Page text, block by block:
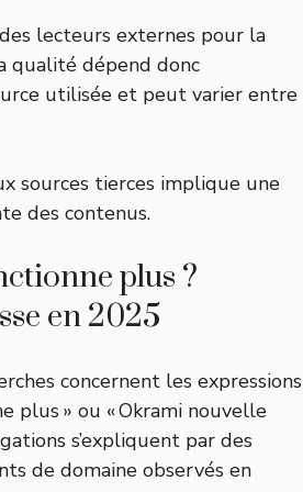
lecteurs externes pour la
qualité dépend donc
utilisée et peut varier entre
sources tierces implique une
des contenus.
plus ?
en 2025
concernent les expressions
plus » ou « Okrami nouvelle
s’expliquent par des
de domaine observés en